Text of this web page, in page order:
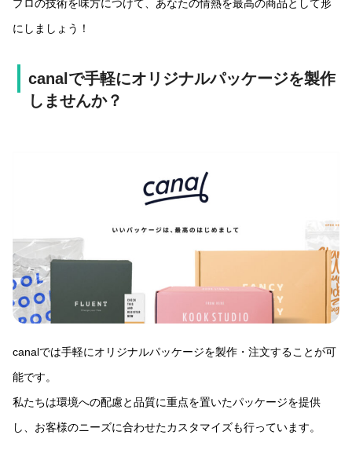
プロの技術を味方につけて、あなたの情熱を最高の商品として形
にしましょう！
canalで手軽にオリジナルパッケージを製作
しませんか？
canalでは手軽にオリジナルパッケージを製作・注文することが可
能です。
私たちは環境への配慮と品質に重点を置いたパッケージを提供
し、お客様のニーズに合わせたカスタマイズも行っています。